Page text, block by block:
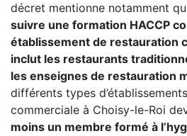
décret mentionne notamment
suivre une formation HACCP
établissement de restauration
inclut les restaurants
les enseignes de restauration
différents types
commerciale à Choisy-le-Roi
moins un membre formé à